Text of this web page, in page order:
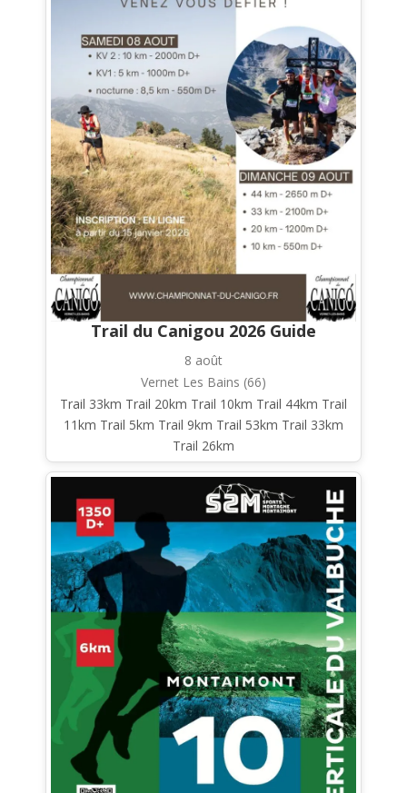
Trail du Canigou 2026 Guide
8 août
Vernet Les Bains (66)
Trail 33km Trail 20km Trail 10km Trail 44km Trail
11km Trail 5km Trail 9km Trail 53km Trail 33km
Trail 26km